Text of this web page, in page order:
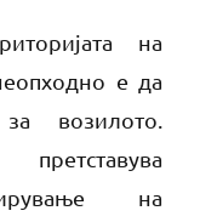
на
е да
возилото.
на